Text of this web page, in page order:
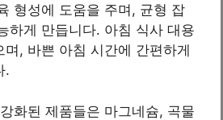
형성에 도움을 주며, 균형 잡
하게 만듭니다. 아침 식사 대용
며, 바쁜 아침 시간에 간편하게
.
화된 제품들은 마그네슘, 곡물